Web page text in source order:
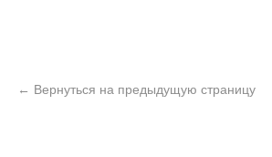
Офисная мебель